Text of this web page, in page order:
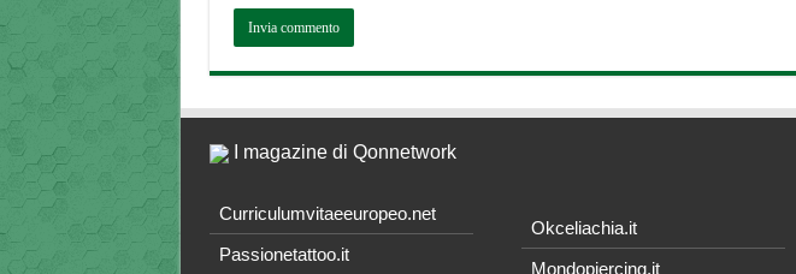
I magazine di Qonnetwork
Curriculumvitaeeuropeo.net
Passionetattoo.it
Okceliachia.it
Mondopiercing.it